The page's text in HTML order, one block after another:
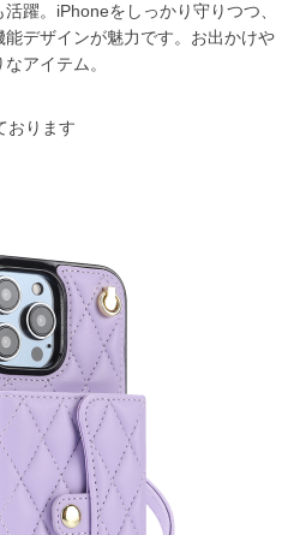
躍。iPhoneをしっかり守りつつ、
デザインが魅力です。お出かけや
アイテム。
おります